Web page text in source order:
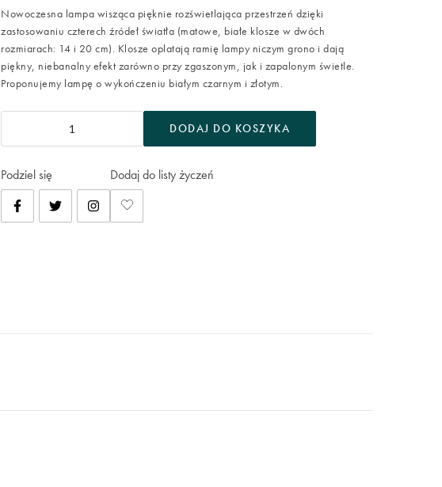
Nowoczesna lampa wisząca pięknie rozświetlająca przestrzeń dzięki
zastosowaniu czterech źródeł światła (matowe, białe klosze w dwóch
rozmiarach: 14 i 20 cm). Klosze oplatają ramię lampy niczym grono i dają
piękny, niebanalny efekt zarówno przy zgaszonym, jak i zapalonym świetle.
Proponujemy lampę o wykończeniu białym czarnym i złotym.
DODAJ DO KOSZYKA
Podziel się Dodaj do listy życzeń